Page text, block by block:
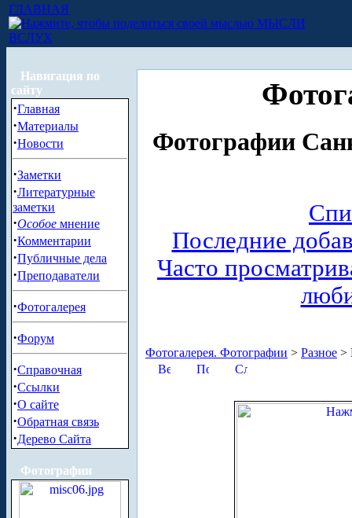
ГЛАВНАЯ
МЫСЛИ
ВСЛУХ
Навигация по
сайту
·Главная
·Материалы
·Новости
·Заметки
·Литературные
заметки
·Особое мнение
·Комментарии
·Публичные дела
·Преподаватели
·Фотогалерея
·Форум
·Справочная
·Ссылки
·О сайте
·Обратная связь
·Дерево Сайта
Фотографии
Фотографии
Последние
Часто
Фотогалерея. Фотографии > Разное >